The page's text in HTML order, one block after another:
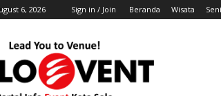
6, 2026 Sign in / Join Beranda Wisata